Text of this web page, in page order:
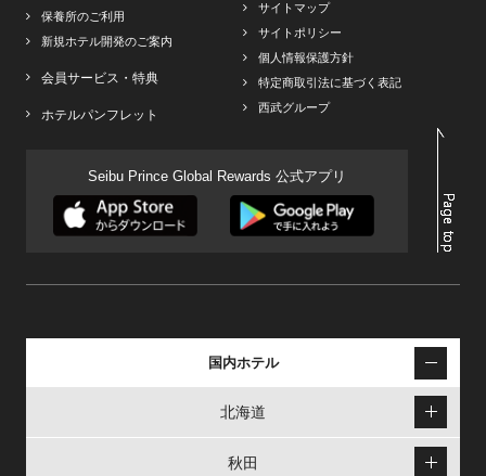
保養所のご利用
新規ホテル開発のご案内
会員サービス・特典
ホテルパンフレット
サイトマップ
サイトポリシー
個人情報保護方針
特定商取引法に基づく表記
西武グループ
Seibu Prince Global Rewards 公式アプリ
国内ホテル
北海道
秋田